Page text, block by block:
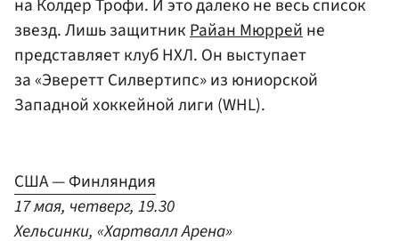
на Колдер Трофи. И это далеко не весь список
звезд. Лишь защитникРайан Мюррейне
представляет клуб НХЛ. Он выступает
за «Эверетт Силвертипс» из юниорской
Западной хоккейной лиги (WHL).
США — Финляндия
17 мая, четверг, 19.30
Хельсинки, «Хартвалл Арена»